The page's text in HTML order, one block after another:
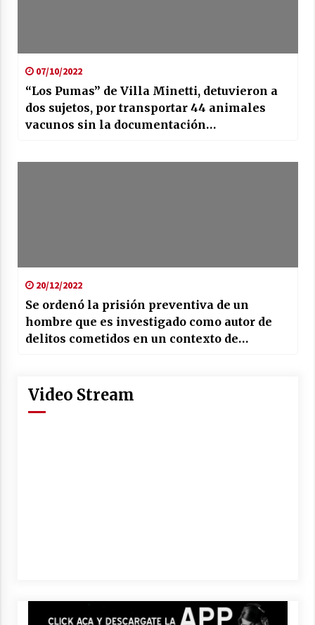
07/10/2022
“Los Pumas” de Villa Minetti, detuvieron a
dos sujetos, por transportar 44 animales
vacunos sin la documentación
20/12/2022
Se ordenó la prisión preventiva de un
hombre que es investigado como autor de
delitos cometidos en un contexto de
Video Stream